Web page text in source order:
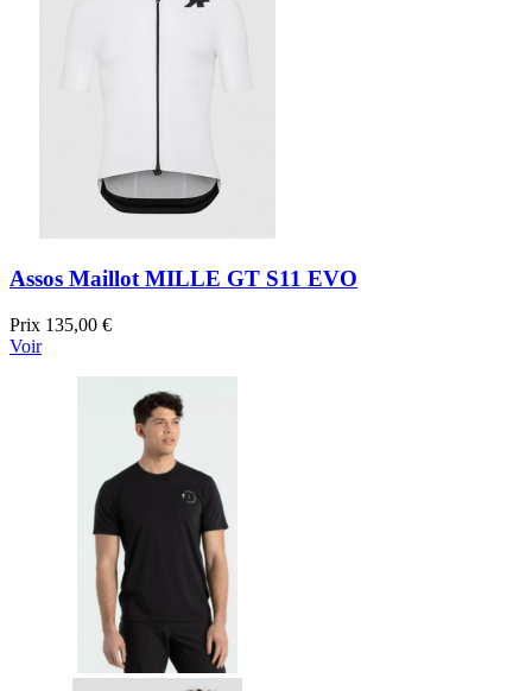
Assos Maillot MILLE GT S11 EVO
Prix 135,00 €
Voir